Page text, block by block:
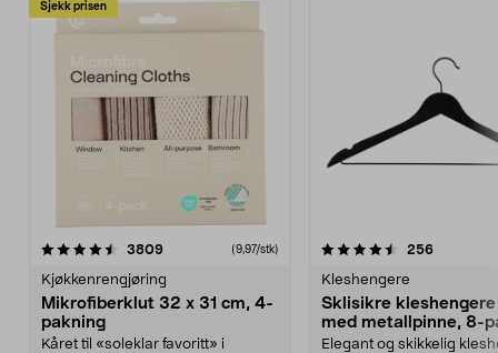
Sjekk prisen
3809anmeldelser(9,97/stk)
Kjøkkenrengjøring
Mikrofiberklut 32 x 31 cm, 4-
pakning
Kåret til «soleklar favoritt» i
4.5av 5 stjerner 256
Kleshengere
Sklisikre
med metallpinne, 8-
Elegant og skikkelig
4.5av 5 stjerner